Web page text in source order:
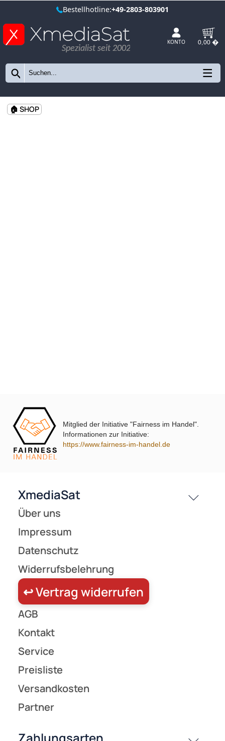
Bestellhotline:+49-2803-803901
Spezialist seit 2002
Mitglied der Initiative "Fairness im Handel".
Informationen zur Initiative:
https://www.fairness-im-handel.de
AGB
Kontakt
Service
Preisliste
Versandkosten
Zahlungsarten
Unsere Leistungen